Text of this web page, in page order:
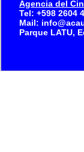
Agencia del
Tel: +598 2604
Mail:
Parque LATU,